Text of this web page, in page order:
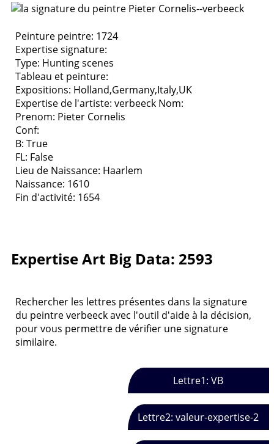
Peinture peintre: 1724
Expertise signature:
Type: Hunting scenes
Tableau et peinture:
Expositions: Holland,Germany,Italy,UK
Expertise de l'artiste: verbeeck Nom:
Prenom: Pieter Cornelis
Conf:
B: True
FL: False
Lieu de Naissance: Haarlem
Naissance: 1610
Fin d'activité: 1654
Expertise Art Big Data: 2593
Rechercher les lettres présentes dans la signature
du peintre verbeeck avec l'outil d'aide à la décision,
pour vous permettre de vérifier une signature
similaire.
Lettre1: VB
Lettre2: valeur-expertise-2